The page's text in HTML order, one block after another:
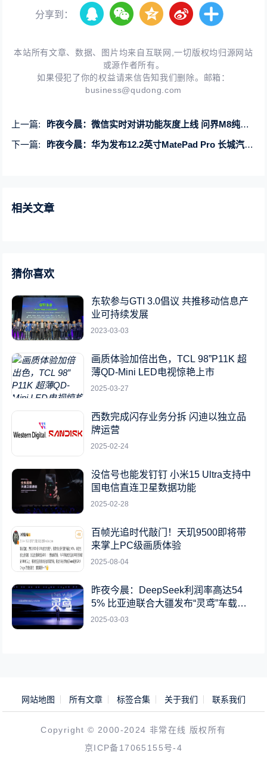
分享到：
本站所有文章、数据、图片均来自互联网,一切版权均归源网站
或源作者所有。
如果侵犯了你的权益请来信告知我们删除。邮箱：
business@qudong.com
上一篇:
昨夜今晨：微信实时对讲功能灰度上线 问界M8纯电版将首发华为自研电驱
下一篇:
昨夜今晨：华为发布12.2英寸MatePad Pro 长城汽车与法拉第未来合作
相关文章
猜你喜欢
东软参与GTI 3.0倡议 共推移动信息产
业可持续发展
2023-03-03
画质体验加倍出色，TCL 98”P11K 超
薄QD-Mini LED电视惊艳上市
2025-03-27
西数完成闪存业务分拆 闪迪以独立品
牌运营
2025-02-24
没信号也能发钉钉 小米15 Ultra支持中
国电信直连卫星数据功能
2025-02-28
百帧光追时代敲门！天玑9500即将带
来掌上PC级画质体验
2025-08-04
昨夜今晨：DeepSeek利润率高达54
5% 比亚迪联合大疆发布“灵鸢”车载无
人机系统
2025-03-03
网站地图 所有文章 标签合集 关于我们 联系我们
Copyright © 2000-2024 非常在线 版权所有
京ICP备17065155号-4